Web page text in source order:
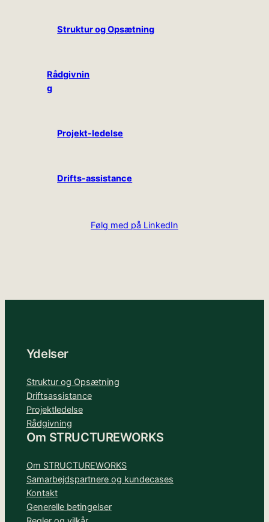
Struktur og Opsætning
Rådgivnin
g
Projekt-ledelse
Drifts-assistance
Følg med på LinkedIn
Ydelser
Struktur og Opsætning
Driftsassistance
Projektledelse
Rådgivning
Om STRUCTUREWORKS
Om STRUCTUREWORKS
Samarbejdspartnere og kundecases
Kontakt
Generelle betingelser